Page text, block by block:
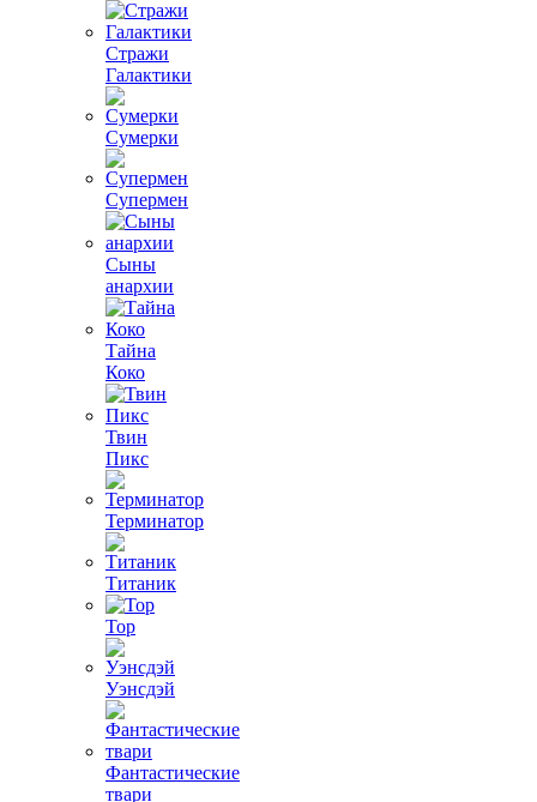
Стражи
Галактики
Сумерки
Супермен
Сыны
анархии
Тайна
Коко
Твин
Пикс
Терминатор
Титаник
Тор
Уэнсдэй
Фантастические
твари